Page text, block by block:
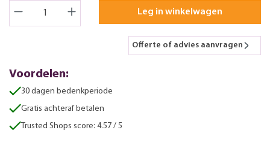
Leg in winkelwagen
Offerte of advies aanvragen
Voordelen:
30 dagen bedenkperiode
Gratis achteraf betalen
Trusted Shops score: 4.57 / 5